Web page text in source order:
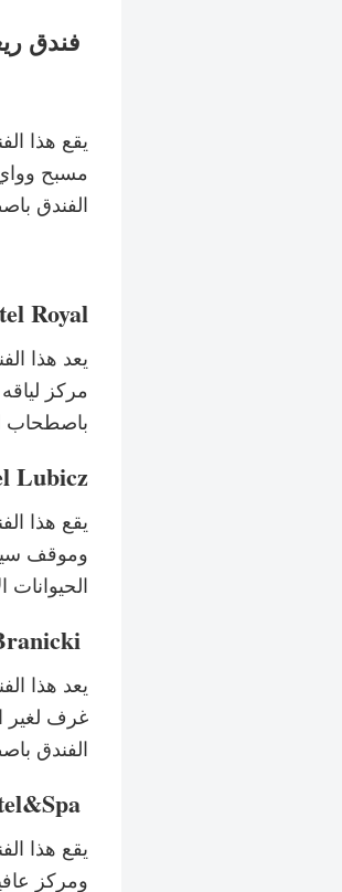
فندق
يقع هذا
مسبح
الفندق
Royal
يعد هذا
مركز
باصطحاب
Lubicz
يقع هذا
وموقف
الحيوانات
غرف لغير
الفندق
يقع هذا
ومركز